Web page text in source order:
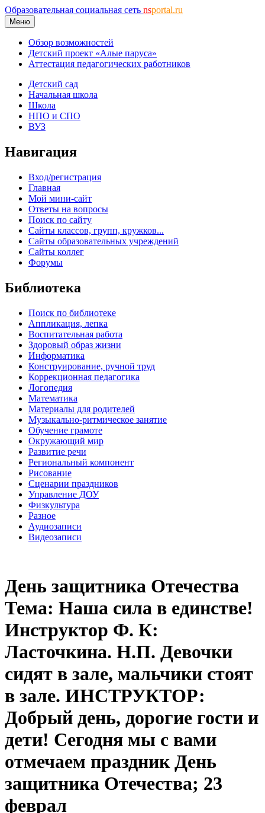
Образовательная социальная сеть nsportal.ru
Меню
Обзор возможностей
Детский проект «Алые паруса»
Аттестация педагогических работников
Детский сад
Начальная школа
Школа
НПО и СПО
ВУЗ
Навигация
Вход/регистрация
Главная
Мой мини-сайт
Ответы на вопросы
Поиск по сайту
Сайты классов, групп, кружков...
Сайты образовательных учреждений
Сайты коллег
Форумы
Библиотека
Поиск по библиотеке
Аппликация, лепка
Воспитательная работа
Здоровый образ жизни
Информатика
Конструирование, ручной труд
Коррекционная педагогика
Логопедия
Математика
Материалы для родителей
Музыкально-ритмическое занятие
Обучение грамоте
Окружающий мир
Развитие речи
Региональный компонент
Рисование
Сценарии праздников
Управление ДОУ
Физкультура
Разное
Аудиозаписи
Видеозаписи
День защитника Отечества
Тема: Наша сила в единстве!
Инструктор Ф. К:
Ласточкина. Н.П. Девочки
сидят в зале, мальчики стоят
в зале. ИНСТРУКТОР:
Добрый день, дорогие гости и
дети! Сегодня мы с вами
отмечаем праздник День
защитника Отечества; 23
феврал